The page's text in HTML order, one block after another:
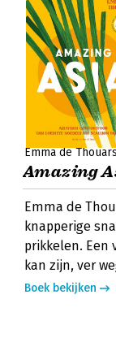
Emma de
Amazing
Emma de
knapperige
prikkelen. Een
kan zijn, ver
Boek bekijken